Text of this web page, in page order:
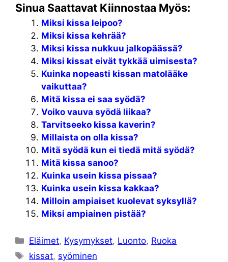
Sinua Saattavat Kiinnostaa Myös:
Miksi kissa leipoo?
Miksi kissa kehrää?
Miksi kissa nukkuu jalkopäässä?
Miksi kissat eivät tykkää uimisesta?
Kuinka nopeasti kissan matolääke
vaikuttaa?
Mitä kissa ei saa syödä?
Voiko vauva syödä liikaa?
Tarvitseeko kissa kaverin?
Millaista on olla kissa?
Mitä syödä kun ei tiedä mitä syödä?
Mitä kissa sanoo?
Kuinka usein kissa pissaa?
Kuinka usein kissa kakkaa?
Milloin ampiaiset kuolevat syksyllä?
Miksi ampiainen pistää?
Kategoriat
Eläimet, Kysymykset, Luonto, Ruoka
Avainsanat
kissat, syöminen